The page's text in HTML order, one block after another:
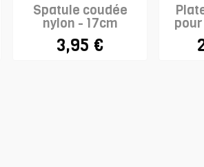
Spatule coudée
nylon - 17cm
3,95 €